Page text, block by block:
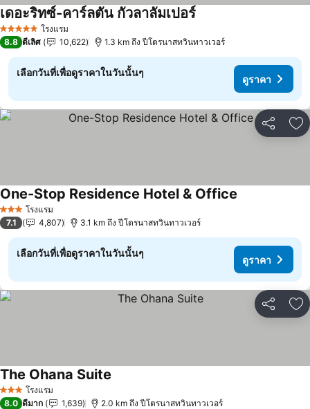
5 ดาว โรงแรม
เดอะริทซ์-คาร์ลตัน กัวลาลัมเปอร์
8.8 ดีเลิศ 10,622 1.3 km ถึง ปีโตรนาสทวินทาวเวอร์
เลือกวันที่เพื่อดูราคาในวันนั้นๆ
ดูราคา
แชร์ เ
3 ดาว โรงแรม
One-Stop Residence Hotel & Office
7.1 4,807 3.1 km ถึง ปีโตรนาสทวินทาวเวอร์
เลือกวันที่เพื่อดูราคาในวันนั้นๆ
ดูราคา
แชร์ เ
3 ดาว โรงแรม
The Ohana Suite
8.0 ดีมาก 1,639 2.0 km ถึง ปีโตรนาสทวินทาวเวอร์